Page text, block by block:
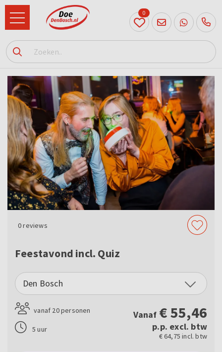
073
614
89 72
0
0reviews
Feestavond incl. Quiz
Den Bosch
vanaf 20 personen
5 uur
Vanaf €55,46
p.p. excl. btw
€ 64,75 incl. btw